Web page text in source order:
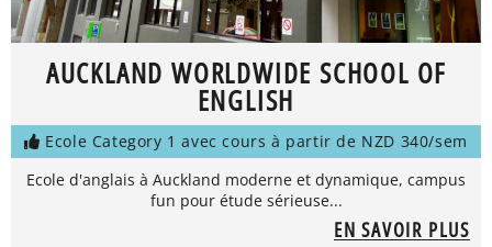
AUCKLAND WORLDWIDE SCHOOL OF
ENGLISH
Ecole Category 1 avec cours à partir de NZD 340/sem
Ecole d'anglais à Auckland moderne et dynamique, campus
fun pour étude sérieuse...
EN SAVOIR PLUS